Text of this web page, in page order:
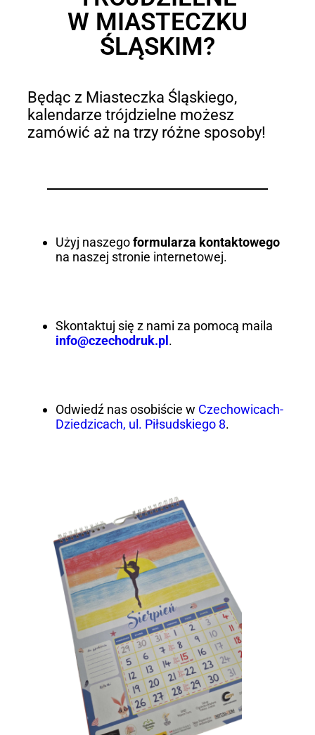
W MIASTECZKU
ŚLĄSKIM?
Będąc z Miasteczka Śląskiego,
kalendarze trójdzielne możesz
zamówić aż na trzy różne sposoby!
Użyj naszegoformularza kontaktowego
na naszej stronie internetowej.
Skontaktuj się z nami za pomocą maila
info@czechodruk.pl .
Odwiedź nas osobiście w Czechowicach-
Dziedzicach, ul. Piłsudskiego 8.